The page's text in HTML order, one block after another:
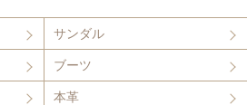
サンダル
ブーツ
本革